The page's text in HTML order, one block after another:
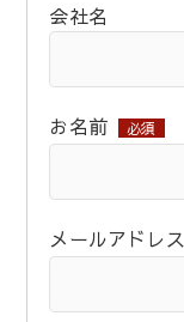
会社名
お名前 必須
メールアドレス